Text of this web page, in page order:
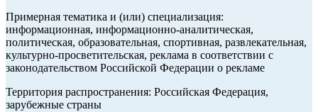
Примерная тематика и (или) специализация:
информационная, информационно-аналитическая,
политическая, образовательная, спортивная, развлекательная,
культурно-просветительская, реклама в соответствии с
законодательством Российской Федерации о рекламе
Территория распространения: Российская Федерация,
зарубежные страны